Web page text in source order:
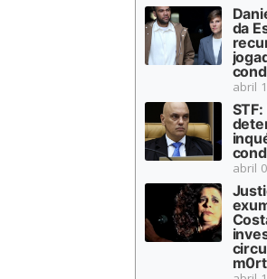
da
abril
abril